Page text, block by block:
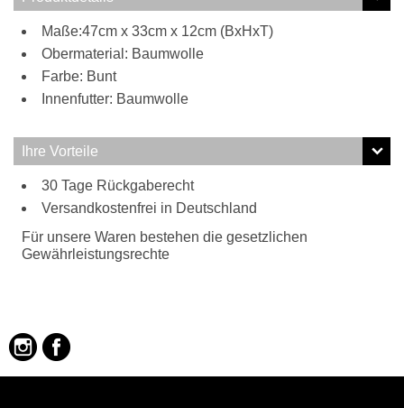
Maße:47cm x 33cm x 12cm (BxHxT)
Obermaterial: Baumwolle
Farbe: Bunt
Innenfutter: Baumwolle
Ihre Vorteile
30 Tage Rückgaberecht
Versandkostenfrei in Deutschland
Für unsere Waren bestehen die gesetzlichen
Gewährleistungsrechte